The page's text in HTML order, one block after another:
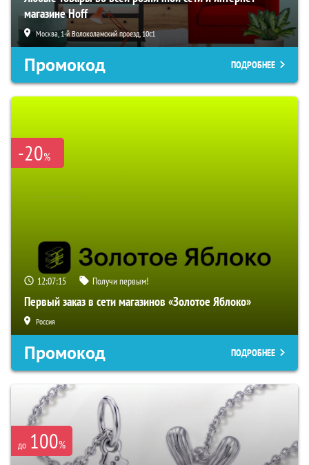
магазине Hoff
Москва, 1-й Волоколамский проезд, 10с1
Промокод ПОДРОБНЕЕ
-20%
12:07:14 Получи первым!
Первый заказ в сети магазинов «Золотое Яблоко»
Россия
Промокод ПОДРОБНЕЕ
до 100%